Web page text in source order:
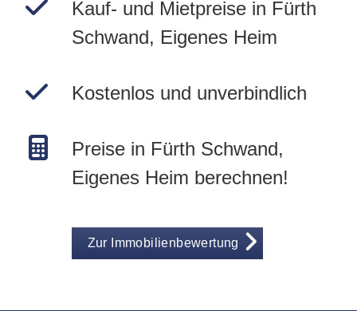
Kauf- und Mietpreise in Fürth
Schwand, Eigenes Heim
Kostenlos und unverbindlich
Preise in Fürth Schwand,
Eigenes Heim berechnen!
Zur Immobilienbewertung